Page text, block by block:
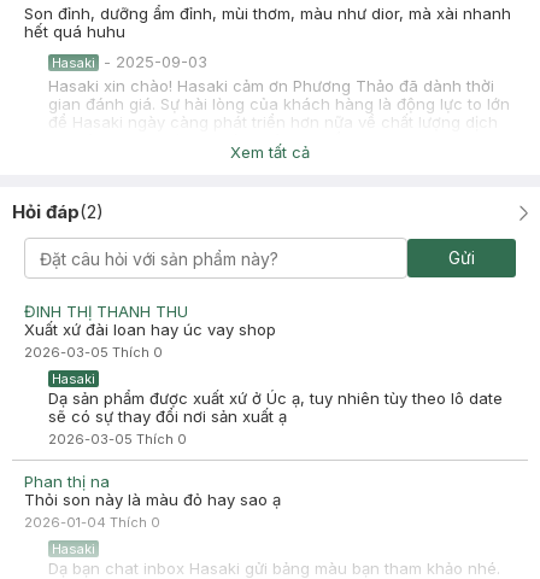
Son đỉnh, dưỡng ẩm đỉnh, mùi thơm, màu như dior, mà xài nhanh
hết quá huhu
Hasaki - 2025-09-03
Hasaki xin chào! Hasaki cảm ơn Phương Thảo đã dành thời
gian đánh giá. Sự hài lòng của khách hàng là động lực to lớn
để Hasaki ngày càng phát triển hơn nữa về chất lượng dịch
vụ. Cảm ơn bạn đã tin tưởng và mua sắm tại Hasaki!
Nhã cute top 1 VN ok
2025-07-03
10 điểm ko có nhưng
Hasaki -2025-07-03
Hasaki xin chào! Hasaki cảm ơn Nhã cute top 1 VN ok đã
dành thời gian đánh giá. Sự hài lòng của khách hàng là động
lực to lớn để Hasaki ngày càng phát triển hơn nữa về chất
lượng dịch vụ. Cảm ơn bạn đã tin tưởng và mua sắm tại
Hasaki!
Xem tất cả
Hỏi đáp(2)
Gửi
ĐINH THỊ THANH THU
Xuất xứ đài loan hay úc vay shop
2026-03-05 Thích 0
Hasaki
Dạ sản phẩm được xuất xứ ở Úc ạ, tuy nhiên tùy theo lô date
sẽ có sự thay đổi nơi sản xuất ạ
2026-03-05 Thích 0
Phan thị na
Thỏi son này là màu đỏ hay sao ạ
2026-01-04 Thích 0
Hasaki
Dạ bạn chat inbox Hasaki gửi bảng màu bạn tham khảo nhé.